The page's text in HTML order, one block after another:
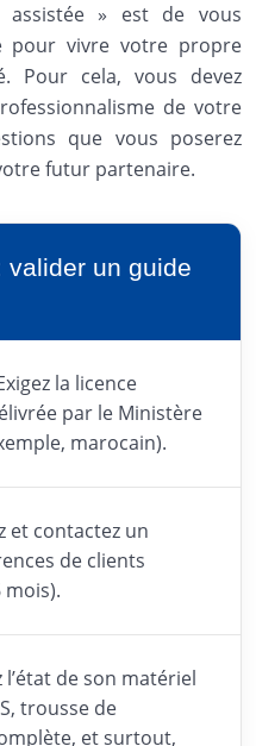
assistée » est de vous
pour vivre votre propre
Pour cela, vous devez
de votre
que vous poserez
futur partenaire.
valider un guide
la licence
par le Ministère
marocain).
et contactez un
de clients
l’état de son matériel
trousse de
et surtout,